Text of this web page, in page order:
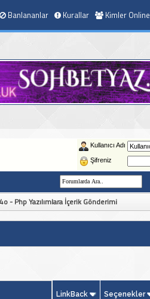
Banlananlar Kurallar Kimler Online
Kullanıcı Adı
Şifreniz
- Php Yazılımlara İçerik Gönderimi
LinkBack Seçenekler